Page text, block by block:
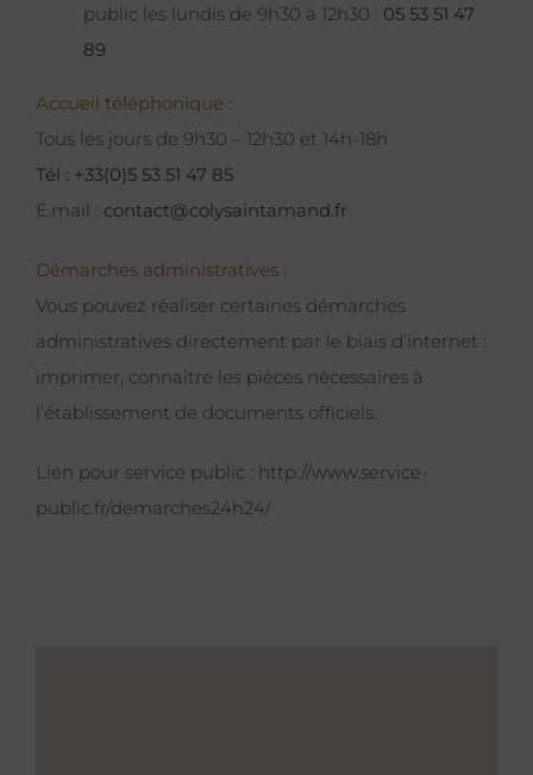
public les lundis de 9h30 à 12h30 : 05 53 51 47
89
Accueil téléphonique :
Tous les jours de 9h30 – 12h30 et 14h-18h
Tél : +33(0)5 53 51 47 85
E.mail : contact@colysaintamand.fr
Démarches administratives :
Vous pouvez réaliser certaines démarches
administratives directement par le biais d’internet :
imprimer, connaître les pièces nécessaires à
l’établissement de documents officiels.
Lien pour service public : http://www.service-
public.fr/demarches24h24/